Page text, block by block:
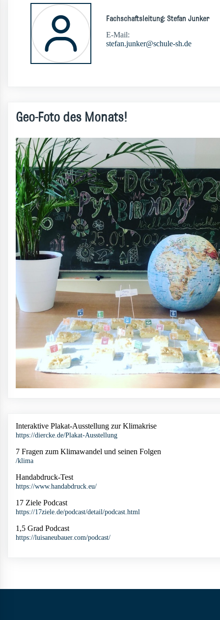
Fachschaftsleitung: Stefan Junker
E-Mail:
stefan.junker@schule-sh.de
Geo-Foto des Monats!
Interaktive Plakat-Ausstellung zur Klimakrise
https://diercke.de/Plakat-Ausstellung
7 Fragen zum Klimawandel und seinen Folgen
/klima
Handabdruck-Test
https://www.handabdruck.eu/
17 Ziele Podcast
https://17ziele.de/podcast/detail/podcast.html
1,5 Grad Podcast
https://luisaneubauer.com/podcast/